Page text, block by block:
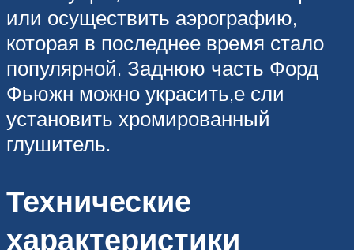
или осуществить аэрографию,
которая в последнее время стало
популярной. Заднюю часть Форд
Фьюжн можно украсить,е сли
установить хромированный
глушитель.
Технические
характеристики